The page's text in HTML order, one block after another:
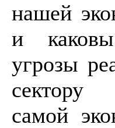
нашей
и
угрозы
самой